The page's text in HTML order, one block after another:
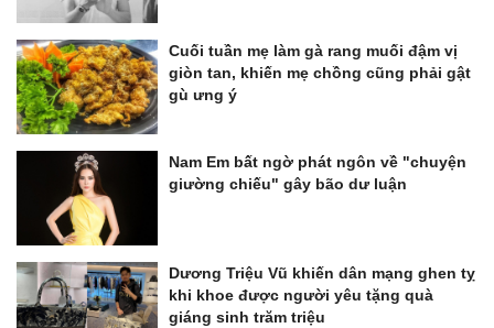
Cuối tuần mẹ làm gà rang muối đậm vị
giòn tan, khiến mẹ chồng cũng phải gật
gù ưng ý
Nam Em bất ngờ phát ngôn về "chuyện
giường chiếu" gây bão dư luận
Dương Triệu Vũ khiến dân mạng ghen tỵ
khi khoe được người yêu tặng quà
giáng sinh trăm triệu